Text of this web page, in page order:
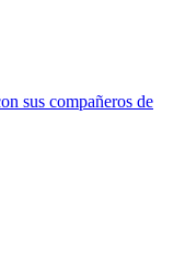
sus compañeros de